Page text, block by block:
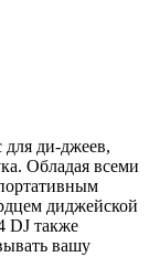
ди-джеев,
Обладая всеми
диджейской
DJ также
вашу